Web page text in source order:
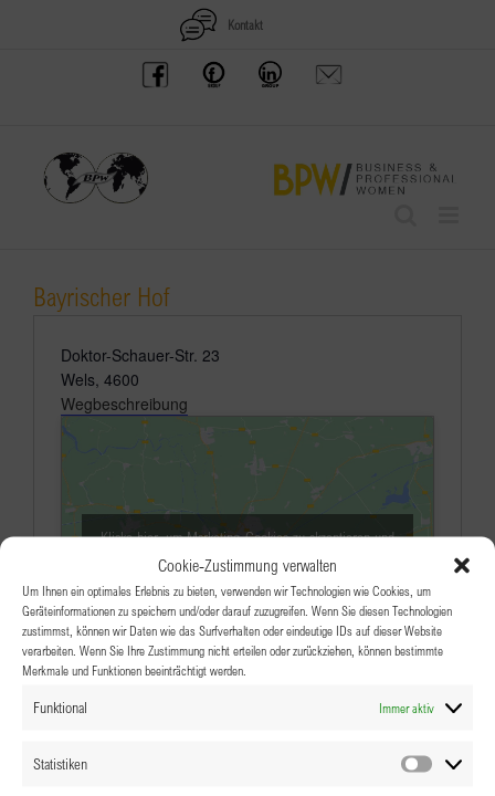
Cookie-Zustimmung verwalten
Um Ihnen ein optimales Erlebnis zu bieten, verwenden wir Technologien wie Cookies, um
Geräteinformationen zu speichern und/oder darauf zuzugreifen. Wenn Sie diesen Technologien
zustimmst, können wir Daten wie das Surfverhalten oder eindeutige IDs auf dieser Website
verarbeiten. Wenn Sie Ihre Zustimmung nicht erteilen oder zurückziehen, können bestimmte
Merkmale und Funktionen beeinträchtigt werden.
Funktional Immer aktiv
Statistiken
Kontakt
BPW
Austria
Offenes
Frauennetzwerk
BPW
Gruppe
Anfrage
schicken
Bayrischer Hof
Adresse
Doktor-Schauer-Str. 23
Wels, 4600
Wegbeschreibung
Klicke hier, um Marketing-Cookies zu akzeptieren und
diesen Inhalt zu aktivieren